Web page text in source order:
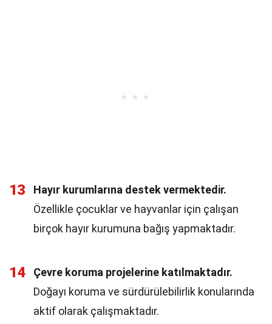
13
Hayır kurumlarına destek vermektedir.
Özellikle çocuklar ve hayvanlar için çalışan
birçok hayır kurumuna bağış yapmaktadır.
14
Çevre koruma projelerine katılmaktadır.
Doğayı koruma ve sürdürülebilirlik konularında
aktif olarak çalışmaktadır.